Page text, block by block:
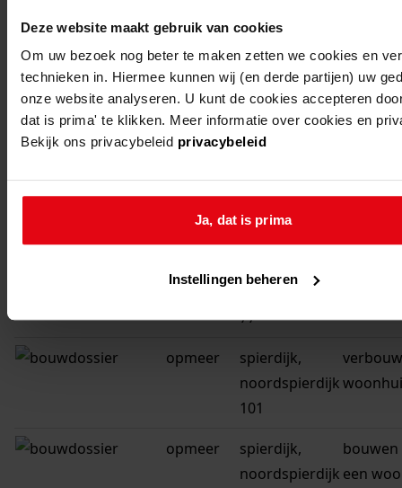
Deze website maakt gebruik van cookies
Om uw bezoek nog beter te maken zetten we cookies en
technieken in. Hiermee kunnen wij (en derde partijen) uw
onze website analyseren. U kunt de cookies accepteren
dat is prima' te klikken. Meer informatie over cookies en
Bekijk ons privacybeleid privacybeleid
Ja, dat is prima
Instellingen beheren
noordspierdijk
opmeer
spierdijk,
noordspierdijk
53
bouwen
een
opmeer
spierdijk,
noordspierdijk
73
bouwen
een
spierdijkerweg
77
opmeer
spierdijk,
noordspierdijk
101
opmeer
spierdijk,
noordspierdijk
bouwen
een